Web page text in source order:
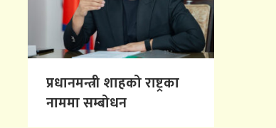
प्रधानमन्त्री शाहको राष्ट्रका
नाममा सम्बोधन